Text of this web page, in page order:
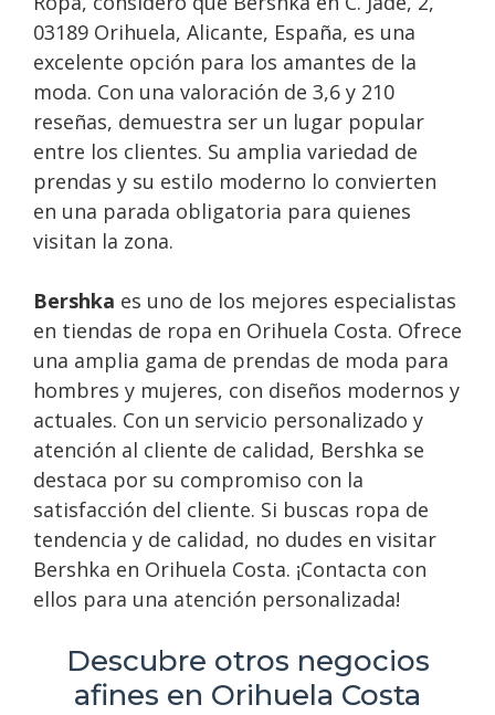
03189 Orihuela, Alicante, España, es una
excelente opción para los amantes de la
moda. Con una valoración de 3,6 y 210
reseñas, demuestra ser un lugar popular
entre los clientes. Su amplia variedad de
prendas y su estilo moderno lo convierten
en una parada obligatoria para quienes
visitan la zona.
Bershka es uno de los mejores especialistas
en tiendas de ropa en Orihuela Costa. Ofrece
una amplia gama de prendas de moda para
hombres y mujeres, con diseños modernos y
actuales. Con un servicio personalizado y
atención al cliente de calidad, Bershka se
destaca por su compromiso con la
satisfacción del cliente. Si buscas ropa de
tendencia y de calidad, no dudes en visitar
Bershka en Orihuela Costa. ¡Contacta con
ellos para una atención personalizada!
Descubre otros negocios
afines en Orihuela Costa